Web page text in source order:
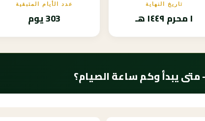
تاريخ النهاية
١ محرم ١٤٤٩ هـ
عدد الأيام المتبقية
303 يوم